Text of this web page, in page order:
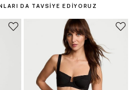
DA TAVSIYE EDIYORUZ